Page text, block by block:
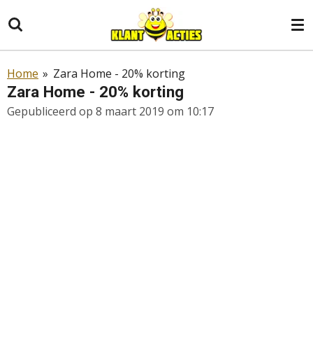
direct
naar
hoofdinhoud
Home » Zara Home - 20% korting
Zara Home - 20% korting
Gepubliceerd op 8 maart 2019 om 10:17